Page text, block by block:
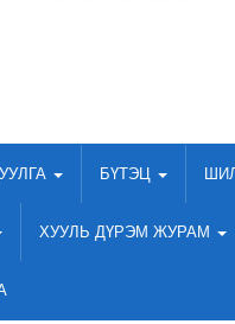
БҮТЭЦ
ХУУЛЬ ДҮРЭМ ЖУРАМ